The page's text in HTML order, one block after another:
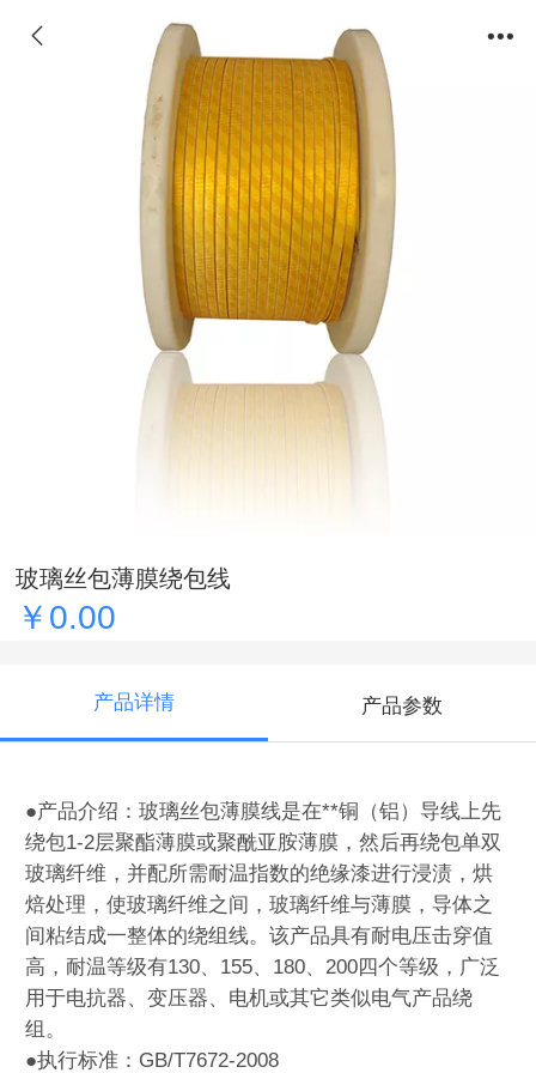
玻璃丝包薄膜绕包线
￥0.00
产品详情 产品参数
●产品介绍：玻璃丝包薄膜线是在**铜（铝）导线上先
绕包1-2层聚酯薄膜或聚酰亚胺薄膜，然后再绕包单双
玻璃纤维，并配所需耐温指数的绝缘漆进行浸渍，烘
焙处理，使玻璃纤维之间，玻璃纤维与薄膜，导体之
间粘结成一整体的绕组线。该产品具有耐电压击穿值
高，耐温等级有130、155、180、200四个等级，广泛
用于电抗器、变压器、电机或其它类似电气产品绕
组。
●执行标准：GB/T7672-2008